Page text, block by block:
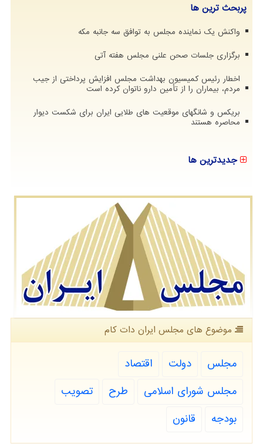
پربحث ترین ها
واکنش یک نماینده مجلس به توافق سه جانبه مکه
برگزاری جلسات صحن علنی مجلس هفته آتی
اخطار رئیس کمیسیون بهداشت مجلس افزایش پرداختی از جیب
مردم، بیماران را از تأمین دارو ناتوان کرده است
بریکس و شانگهای موقعیت های طلایی ایران برای شکست دیوار
محاصره هستند
جدیدترین ها
موضوع های مجلس ایران دات كام
مجلس دولت
اقتصاد
مجلس شورای اسلامی
طرح
تصویب
بودجه
قانون